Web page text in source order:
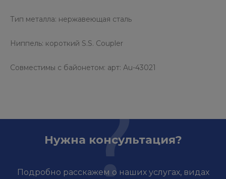
Тип металла: нержавеющая сталь
Ниппель: короткий S.S. Coupler
Совместимы с байонетом: арт: Au-43021
Нужна консультация?
Подробно расскажем о наших услугах, видах